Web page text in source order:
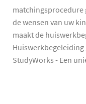
matchingsprocedure
de wensen van uw
maakt de
StudyWorks - Een